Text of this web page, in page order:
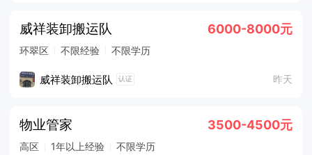
威祥装卸搬运队 6000-8000元
环翠区 不限经验 不限学历
威祥装卸搬运队 认证 昨天
物业管家 3500-4500元
高区 1年以上经验 不限学历